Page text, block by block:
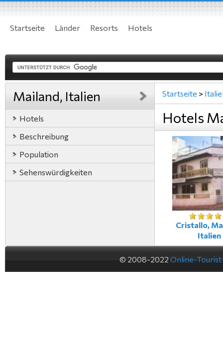
Startseite Länder Resorts Hotels
Mailand, Italien
Hotels
Beschreibung
Population
Sehenswürdigkeiten
Startseite >
Hotels
Cristallo,
Italien
© 2008-2022 Online-